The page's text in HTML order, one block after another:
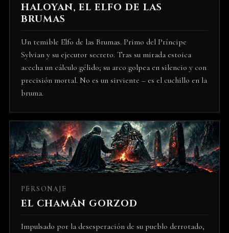
HALOYAN, EL ELFO DE LAS
BRUMAS
Un temible Elfo de las Brumas. Primo del Príncipe
Sylvian y su ejecutor secreto. Tras su mirada estoica
acecha un cálculo gélido; su arco golpea en silencio y con
precisión mortal. No es un sirviente – es el cuchillo en la
bruma.
PERSONAJE
EL CHAMÁN GORZOD
Impulsado por la desesperación de su pueblo derrotado,